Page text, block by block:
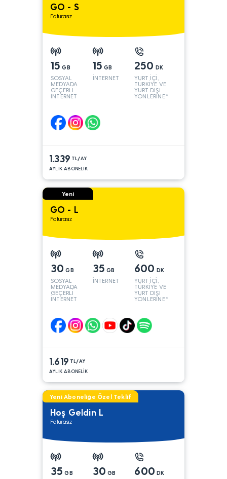
GO - S
Faturasız
15 GB
SOSYAL
MEDYADA
GEÇERLİ
İNTERNET
15 GB
İNTERNET
250 DK
YURT İÇİ,
TÜRKİYE VE
YURT DIŞI
YÖNLERİNE*
1.339 TL/AY
AYLIK ABONELİK
Yeni
GO - L
Faturasız
30 GB
SOSYAL
MEDYADA
GEÇERLİ
İNTERNET
35 GB
İNTERNET
600 DK
YURT İÇİ,
TÜRKİYE VE
YURT DIŞI
YÖNLERİNE*
1.619 TL/AY
AYLIK ABONELİK
Yeni Aboneliğe Özel Teklif
Hoş Geldin L
Faturasız
35 GB 30 GB 600 DK